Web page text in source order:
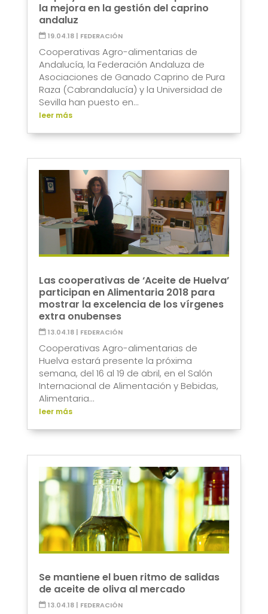
la mejora en la gestión del caprino
andaluz
19.04.18| FEDERACIÓN
Cooperativas Agro-alimentarias de
Andalucía, la Federación Andaluza de
Asociaciones de Ganado Caprino de Pura
Raza (Cabrandalucía) y la Universidad de
Sevilla han puesto en...
leer más
Las cooperativas de ‘Aceite de Huelva’
participan en Alimentaria 2018 para
mostrar la excelencia de los vírgenes
extra onubenses
13.04.18| FEDERACIÓN
Cooperativas Agro-alimentarias de
Huelva estará presente la próxima
semana, del 16 al 19 de abril, en el Salón
Internacional de Alimentación y Bebidas,
Alimentaria...
leer más
Se mantiene el buen ritmo de salidas
de aceite de oliva al mercado
13.04.18| FEDERACIÓN